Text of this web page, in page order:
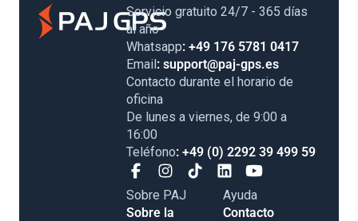
Servicio gratuito 24/7 - 365 días
al año
Whatsapp: +49 176 5781 0417
Email: support@paj-gps.es
Contacto durante el horario de
oficina
De lunes a viernes, de 9:00 a
16:00
Teléfono: +49 (0) 2292 39 499 59
Sobre PAJ
Sobre la
Ayuda
Contacto